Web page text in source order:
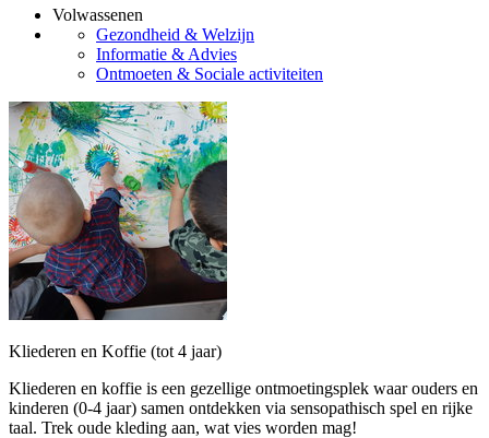
Volwassenen
Gezondheid & Welzijn
Informatie & Advies
Ontmoeten & Sociale activiteiten
Kliederen en Koffie (tot 4 jaar)
Kliederen en koffie is een gezellige ontmoetingsplek waar ouders en
kinderen (0-4 jaar) samen ontdekken via sensopathisch spel en rijke
taal. Trek oude kleding aan, wat vies worden mag!